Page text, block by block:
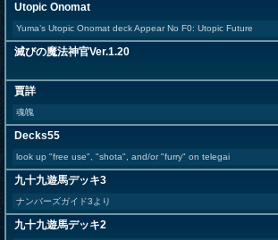
Utopic Onomat
Yuma’s Utopic Onomat deck Appear No F0: Utopic Future
滅びの魔法神官Ver.1.20
賈詳
魂魄
Decks55
look up "free use", "shota", and/or "furry" on telegai
九十九遊馬デッキ3
ナンバーズガイド3より
九十九遊馬デッキ2